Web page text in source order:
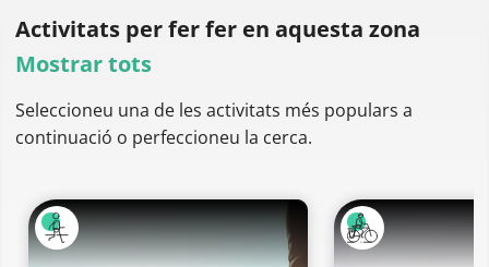
Activitats per ferfer en aquesta zona
Mostrar tots
Seleccioneu una de les activitats més populars a
continuació o perfeccioneu la cerca.